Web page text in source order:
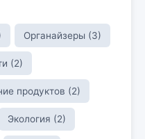
Органайзеры (3)
(2)
продуктов (2)
Экология (2)